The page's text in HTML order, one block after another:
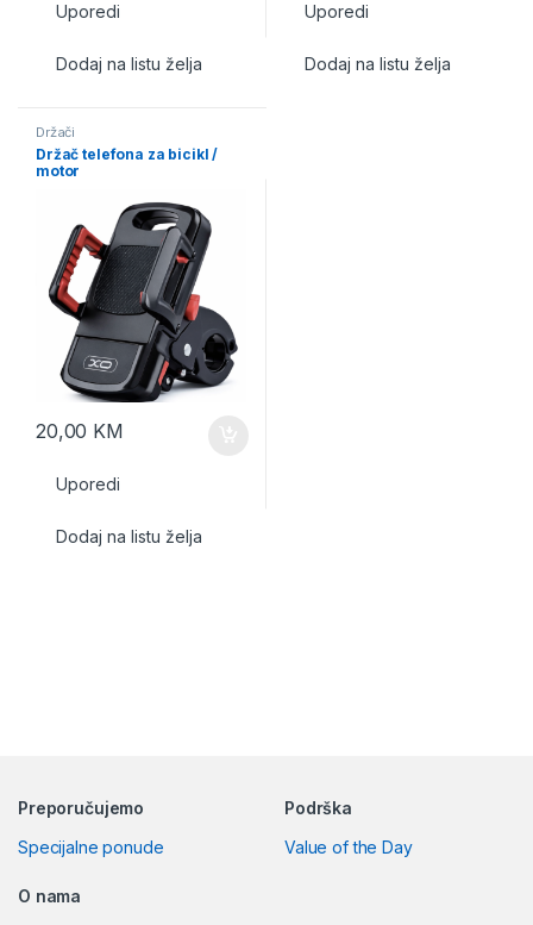
Uporedi
Dodaj na listu želja
Uporedi
Dodaj na listu želja
Držači
Držač telefona za bicikl /
motor
20,00 KM
Uporedi
Dodaj na listu želja
Preporučujemo
Specijalne ponude
Podrška
Value of the Day
O nama